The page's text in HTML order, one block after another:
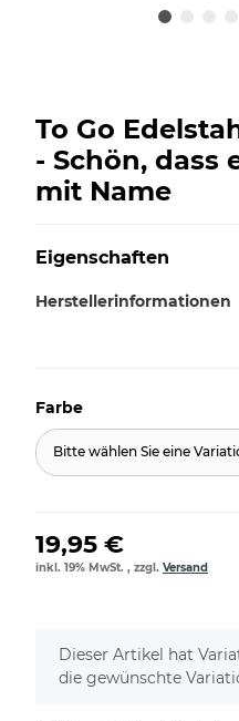
To Go
- Schön, dass
mit Name
Eigenschaften
Herstellerinformationen
Farbe
Bitte wählen Sie eine
19,95 €
inkl. 19% MwSt. , zzgl. Versand
x
Dieser Artikel hat
die gewünschte